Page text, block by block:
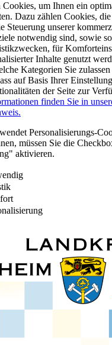
um Ihnen ein
Dazu zählen Cookies,
Steuerung unserer
notwendig sind, sowie
für
Inhalte genutzt
Kategorien Sie
auf Basis Ihrer
der Seite zur
finden Sie in
Personalisierungs-
müssen Sie die
aktivieren.